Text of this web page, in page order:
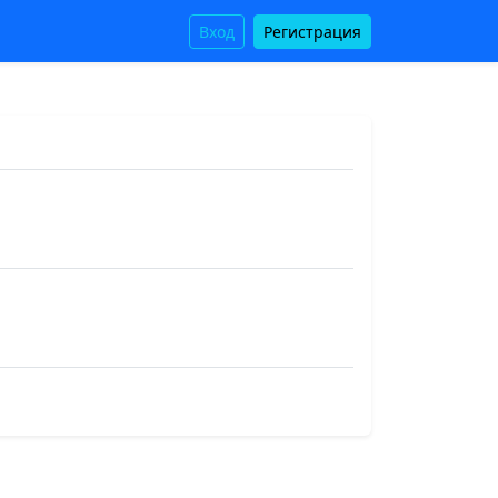
Вход Регистрация